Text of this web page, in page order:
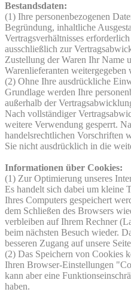
Bestandsdaten:
(1) Ihre personenbezogenen
Begründung, inhaltliche
Vertragsverhältnisses
ausschließlich zur
Zustellung der Waren Ihr Name
Warenlieferanten weitergegeben
(2) Ohne Ihre ausdrückliche
Grundlage werden Ihre
außerhalb der
Nach vollständiger
weitere Verwendung gesperrt.
handelsrechtlichen Vorschriften
Sie nicht ausdrücklich in die
Informationen über Cookies:
(1) Zur Optimierung unseres
Es handelt sich dabei um kleine
Ihres Computers gespeichert
dem Schließen des Browsers
verbleiben auf Ihrem Rechner
beim nächsten Besuch wieder.
besseren Zugang auf unsere
(2) Das Speichern von Cookies
Ihren Browser-Einstellungen
kann aber eine
haben.